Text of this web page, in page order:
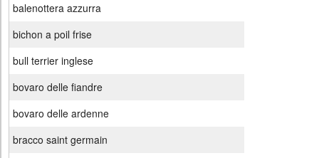
balenottera azzurra
bichon a poil frise
bull terrier inglese
bovaro delle fiandre
bovaro delle ardenne
bracco saint germain